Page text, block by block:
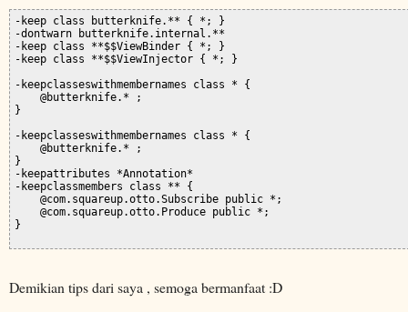
-keep class butterknife.** { *; }
-dontwarn butterknife.internal.**
-keep class **$$ViewBinder { *; }
-keep class **$$ViewInjector { *; }
-keepclasseswithmembernames class * {
    @butterknife.*
;
}
-keepclasseswithmembernames class * {
    @butterknife.*
;
}
-keepattributes *Annotation*
-keepclassmembers class ** {
    @com.squareup.otto.Subscribe public *;
    @com.squareup.otto.Produce public *;
}
Demikian tips dari saya , semoga bermanfaat :D